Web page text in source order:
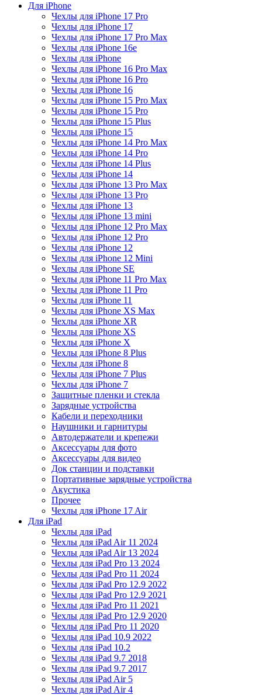
Для iPhone
Чехлы для iPhone 17 Pro
Чехлы для iPhone 17
Чехлы для iPhone 17 Pro Max
Чехлы для iPhone 16e
Чехлы для iPhone
Чехлы для iPhone 16 Pro Max
Чехлы для iPhone 16 Pro
Чехлы для iPhone 16
Чехлы для iPhone 15 Pro Max
Чехлы для iPhone 15 Pro
Чехлы для iPhone 15 Plus
Чехлы для iPhone 15
Чехлы для iPhone 14 Pro Max
Чехлы для iPhone 14 Pro
Чехлы для iPhone 14 Plus
Чехлы для iPhone 14
Чехлы для iPhone 13 Pro Max
Чехлы для iPhone 13 Pro
Чехлы для iPhone 13
Чехлы для iPhone 13 mini
Чехлы для iPhone 12 Pro Max
Чехлы для iPhone 12 Pro
Чехлы для iPhone 12
Чехлы для iPhone 12 Mini
Чехлы для iPhone SE
Чехлы для iPhone 11 Pro Max
Чехлы для iPhone 11 Pro
Чехлы для iPhone 11
Чехлы для iPhone XS Max
Чехлы для iPhone XR
Чехлы для iPhone XS
Чехлы для iPhone X
Чехлы для iPhone 8 Plus
Чехлы для iPhone 8
Чехлы для iPhone 7 Plus
Чехлы для iPhone 7
Защитные пленки и стекла
Зарядные устройства
Кабели и переходники
Наушники и гарнитуры
Автодержатели и крепежи
Аксессуары для фото
Аксессуары для видео
Док станции и подставки
Портативные зарядные устройства
Акустика
Прочее
Чехлы для iPhone 17 Air
Для iPad
Чехлы для iPad
Чехлы для iPad Air 11 2024
Чехлы для iPad Air 13 2024
Чехлы для iPad Pro 13 2024
Чехлы для iPad Pro 11 2024
Чехлы для iPad Pro 12.9 2022
Чехлы для iPad Pro 12.9 2021
Чехлы для iPad Pro 11 2021
Чехлы для iPad Pro 12.9 2020
Чехлы для iPad Pro 11 2020
Чехлы для iPad 10.9 2022
Чехлы для iPad 10.2
Чехлы для iPad 9.7 2018
Чехлы для iPad 9.7 2017
Чехлы для iPad Air 5
Чехлы для iPad Air 4